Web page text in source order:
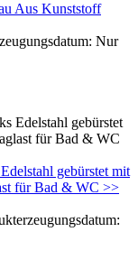
Aus Kunststoff
Nur
gebürstet mit
für Bad & WC >>